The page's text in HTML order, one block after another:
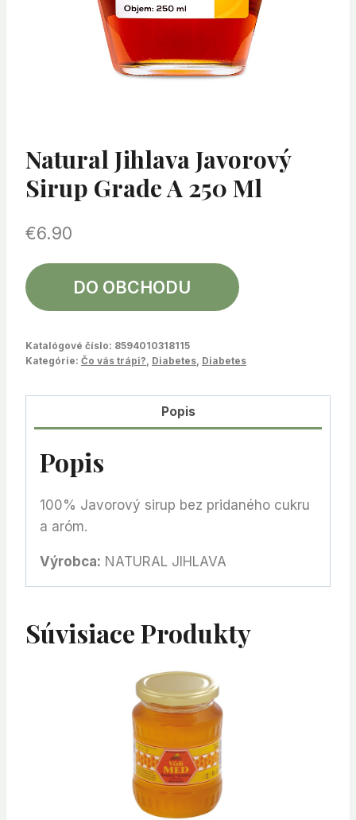
Natural Jihlava Javorový
Sirup Grade A 250 Ml
€6.90
DO OBCHODU
Katalógové číslo: 8594010318115
Kategórie: Čo vás trápi? Diabetes Diabetes
Popis
Popis
100% Javorový sirup bez pridaného cukru
a aróm.
Výrobca: NATURAL JIHLAVA
Súvisiace Produkty